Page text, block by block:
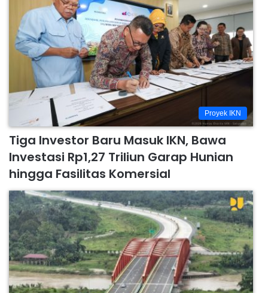
Proyek IKN
Tiga Investor Baru Masuk IKN, Bawa
Investasi Rp1,27 Triliun Garap Hunian
hingga Fasilitas Komersial